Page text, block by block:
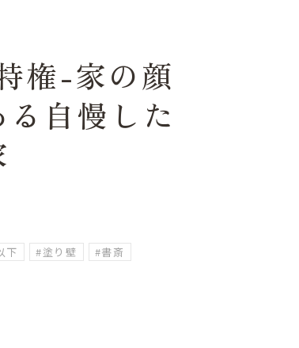
権-家の顔
自慢した
下 #塗り壁 #書斎